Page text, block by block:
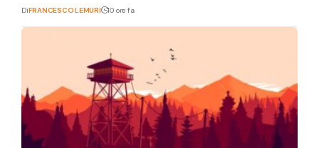
DiFRANCESCO LEMURI 10 ore fa